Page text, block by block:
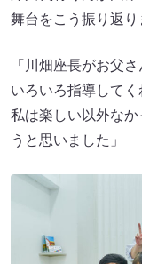
舞台をこう振り返り
「川畑座長がお父
いろいろ指導してく
私は楽しい以外な
うと思いました」